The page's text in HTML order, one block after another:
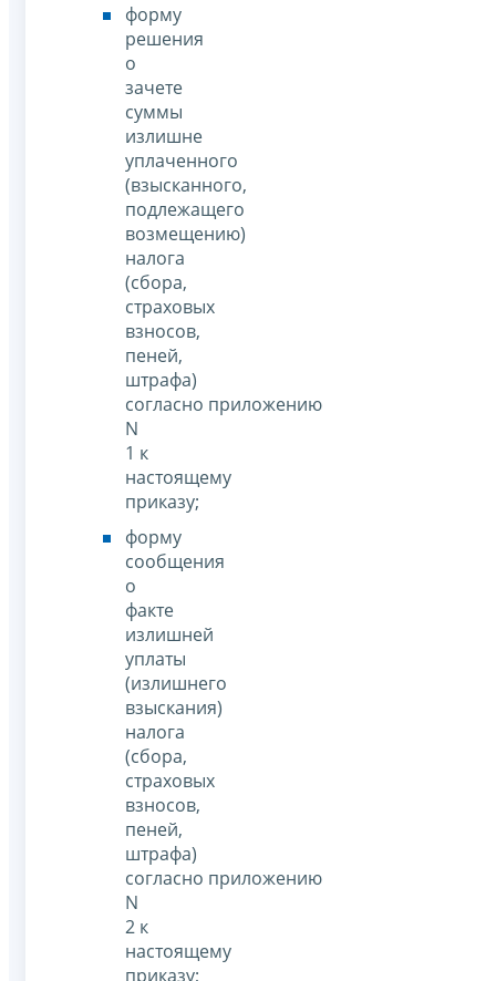
форму
решения
о
зачете
суммы
излишне
уплаченного
(взысканного,
подлежащего
возмещению)
налога
(сбора,
страховых
взносов,
пеней,
штрафа)
согласно приложению
N
1 к
настоящему
приказу;
форму
сообщения
о
факте
излишней
уплаты
(излишнего
взыскания)
налога
(сбора,
страховых
взносов,
пеней,
штрафа)
согласно приложению
N
2 к
настоящему
приказу;